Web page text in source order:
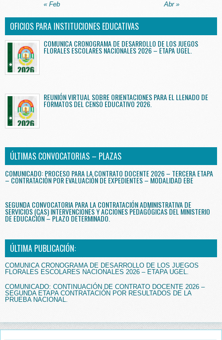
« Feb Abr »
OFICIOS PARA INSTITUCIONES EDUCATIVAS
COMUNICA CRONOGRAMA DE DESARROLLO DE LOS JUEGOS
FLORALES ESCOLARES NACIONALES 2026 – ETAPA UGEL.
REUNIÓN VIRTUAL SOBRE ORIENTACIONES PARA EL LLENADO DE
FORMATOS DEL CENSO EDUCATIVO 2026.
ÚLTIMAS CONVOCATORIAS – PLAZAS
COMUNICADO: PROCESO PARA LA CONTRATO DOCENTE 2026 – TERCERA ETAPA
– CONTRATACIÓN POR EVALUACIÓN DE EXPEDIENTES – MODALIDAD EBE
SEGUNDA CONVOCATORIA PARA LA CONTRATACIÓN ADMINISTRATIVA DE
SERVICIOS (CAS) INTERVENCIONES Y ACCIONES PEDAGÓGICAS DEL MINISTERIO
DE EDUCACIÓN – PLAZO DETERMINADO.
ÚLTIMA PUBLICACIÓN:
COMUNICA CRONOGRAMA DE DESARROLLO DE LOS JUEGOS
FLORALES ESCOLARES NACIONALES 2026 – ETAPA UGEL.
COMUNICADO: CONTINUACIÓN DE CONTRATO DOCENTE 2026 –
SEGUNDA ETAPA CONTRATACIÓN POR RESULTADOS DE LA
PRUEBA NACIONAL.